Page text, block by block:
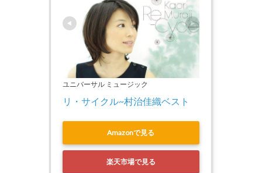
ユニバーサル ミュージック
リ・サイクル~村治佳織ベスト
Amazonで見る
楽天市場で見る